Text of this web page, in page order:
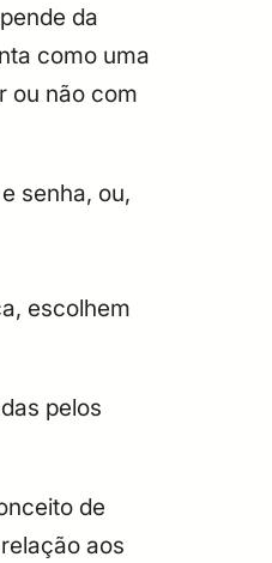
da
como uma
ou não com
senha, ou,
escolhem
pelos
de
aos